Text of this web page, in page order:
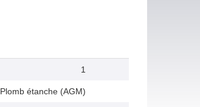
1
Plomb étanche (AGM)